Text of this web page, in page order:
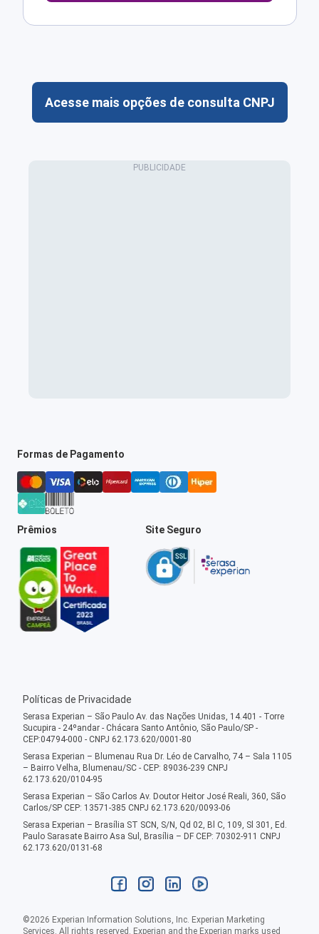
Acesse mais opções de consulta CNPJ
Formas de Pagamento
Prêmios Site Seguro
Políticas de Privacidade
Serasa Experian – São Paulo Av. das Nações Unidas, 14.401 - Torre
Sucupira - 24ºandar - Chácara Santo Antônio, São Paulo/SP -
CEP:04794-000 - CNPJ 62.173.620/0001-80
Serasa Experian – Blumenau Rua Dr. Léo de Carvalho, 74 – Sala 1105
– Bairro Velha, Blumenau/SC - CEP: 89036-239 CNPJ
62.173.620/0104-95
Serasa Experian – São Carlos Av. Doutor Heitor José Reali, 360, São
Carlos/SP CEP: 13571-385 CNPJ 62.173.620/0093-06
Serasa Experian – Brasília ST SCN, S/N, Qd 02, Bl C, 109, Sl 301, Ed.
Paulo Sarasate Bairro Asa Sul, Brasília – DF CEP: 70302-911 CNPJ
62.173.620/0131-68
©2026 Experian Information Solutions, Inc. Experian Marketing
Services. All rights reserved. Experian and the Experian marks used